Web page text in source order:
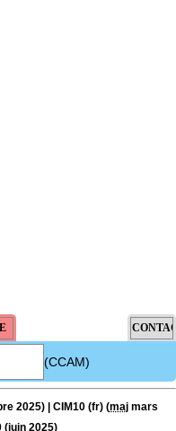
(CCAM)
2025) | CIM10 (fr) (maj mars
(juin 2025)